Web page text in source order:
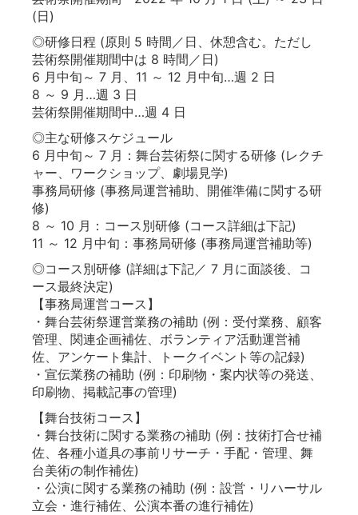
(日)
◎研修日程 (原則 5 時間／日、休憩含む。ただし
芸術祭開催期間中は 8 時間／日)
6 月中旬～ 7 月、11 ～ 12 月中旬…週 2 日
8 ～ 9 月…週 3 日
芸術祭開催期間中…週 4 日
◎主な研修スケジュール
6 月中旬～ 7 月：舞台芸術祭に関する研修 (レクチ
ャー、ワークショップ、劇場見学)
事務局研修 (事務局運営補助、開催準備に関する研
修)
8 ～ 10 月：コース別研修 (コース詳細は下記)
11 ～ 12 月中旬：事務局研修 (事務局運営補助等)
◎コース別研修 (詳細は下記／ 7 月に面談後、コ
ース最終決定)
【事務局運営コース】
・舞台芸術祭運営業務の補助 (例：受付業務、顧客
管理、関連企画補佐、ボランティア活動運営補
佐、アンケート集計、トークイベント等の記録)
・宣伝業務の補助 (例：印刷物・案内状等の発送、
印刷物、掲載記事の管理)
【舞台技術コース】
・舞台技術に関する業務の補助 (例：技術打合せ補
佐、各種小道具の事前リサーチ・手配・管理、舞
台美術の制作補佐)
・公演に関する業務の補助 (例：設営・リハーサル
立会・進行補佐、公演本番の進行補佐)